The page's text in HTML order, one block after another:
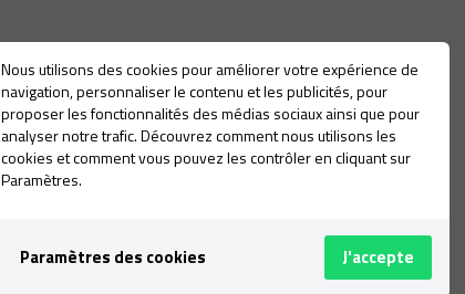
Nous utilisons des cookies pour améliorer votre expérience de
navigation, personnaliser le contenu et les publicités, pour
proposer les fonctionnalités des médias sociaux ainsi que pour
analyser notre trafic. Découvrez comment nous utilisons les
cookies et comment vous pouvez les contrôler en cliquant sur
Paramètres.
Paramètres des cookies J'accepte